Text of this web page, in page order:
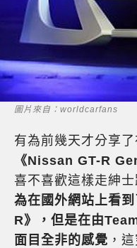
圖片來自：worldcarfans
有為前幾天才分享
《Nissan GT-R
喜不喜歡這樣走紳
為在國外網站上看
R》，但是在由
面目全非的感覺 ，